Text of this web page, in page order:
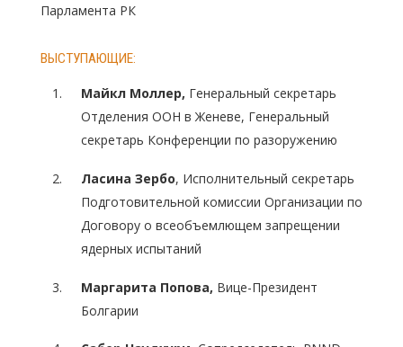
Парламента РК
ВЫСТУПАЮЩИЕ:
Майкл Моллер, Генеральный секретарь
Отделения ООН в Женеве, Генеральный
секретарь Конференции по разоружению
Ласина Зербо, Исполнительный секретарь
Подготовительной комиссии Организации по
Договору о всеобъемлющем запрещении
ядерных испытаний
Маргарита Попова, Вице-Президент
Болгарии